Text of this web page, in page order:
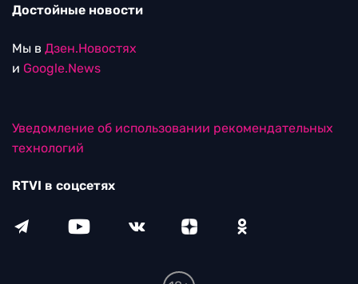
Достойные новости
Мы в Дзен.Новостях
и Google.News
Уведомление об использовании рекомендательных
технологий
RTVI в соцсетях